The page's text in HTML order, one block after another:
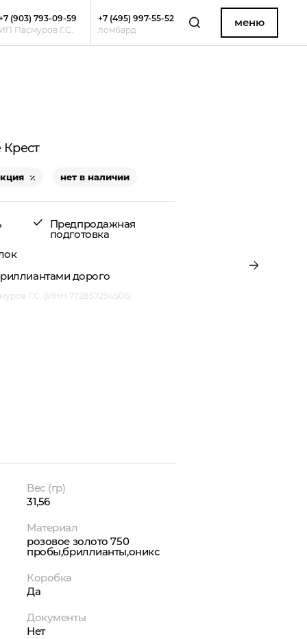
(903) 793-09-59
ИП Пасмуров Г.С.
+7 (495) 997-55-52
ломбард
меню
нет в наличии
Предпродажная
подготовка
дорого
Г.С. (ИНН 772857294506)
Вес (гр)
31,56
Материал
розовое золото 750
пробы,бриллианты,оникс
Коробка
Да
Документы
Нет